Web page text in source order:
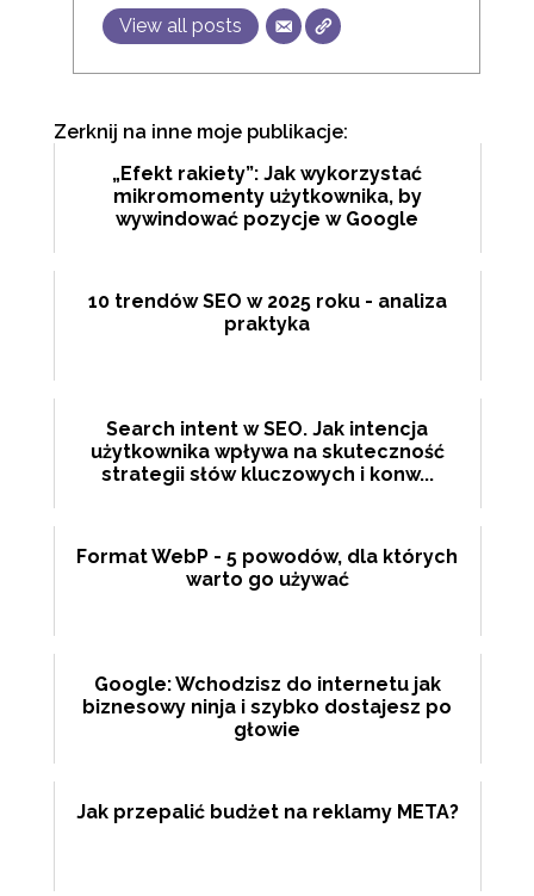
View all posts
Zerknij na inne moje publikacje:
„Efekt rakiety”: Jak wykorzystać
mikromomenty użytkownika, by
wywindować pozycje w Google
10 trendów SEO w 2025 roku - analiza
praktyka
Search intent w SEO. Jak intencja
użytkownika wpływa na skuteczność
strategii słów kluczowych i konw...
Format WebP - 5 powodów, dla których
warto go używać
Google: Wchodzisz do internetu jak
biznesowy ninja i szybko dostajesz po
głowie
Jak przepalić budżet na reklamy META?